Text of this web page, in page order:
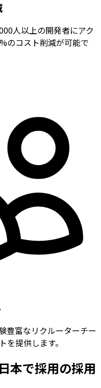
人以上の開発者にアク
のコスト削減が可能で
豊富なリクルーターチー
提供します。
本で採用の採用